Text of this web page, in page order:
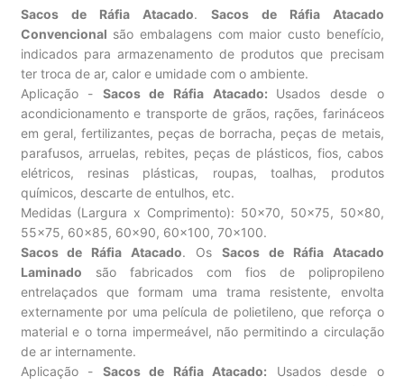
Sacos de Ráfia Atacado. Sacos de Ráfia Atacado
Convencional são embalagens com maior custo benefício,
indicados para armazenamento de produtos que precisam
ter troca de ar, calor e umidade com o ambiente.
Aplicação - Sacos de Ráfia Atacado: Usados desde o
acondicionamento e transporte de grãos, rações, farináceos
em geral, fertilizantes, peças de borracha, peças de metais,
parafusos, arruelas, rebites, peças de plásticos, fios, cabos
elétricos, resinas plásticas, roupas, toalhas, produtos
químicos, descarte de entulhos, etc.
Medidas (Largura x Comprimento): 50×70, 50×75, 50×80,
55×75, 60×85, 60×90, 60×100, 70×100.
Sacos de Ráfia Atacado. Os Sacos de Ráfia Atacado
Laminado são fabricados com fios de polipropileno
entrelaçados que formam uma trama resistente, envolta
externamente por uma película de polietileno, que reforça o
material e o torna impermeável, não permitindo a circulação
de ar internamente.
Aplicação - Sacos de Ráfia Atacado: Usados desde o